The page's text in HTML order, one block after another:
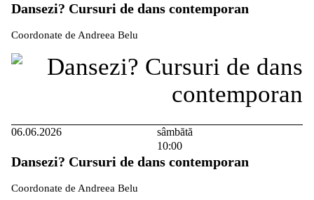
Dansezi? Cursuri de dans contemporan
Coordonate de Andreea Belu
06.06.2026
sâmbătă
10:00
Dansezi? Cursuri de dans contemporan
Coordonate de Andreea Belu